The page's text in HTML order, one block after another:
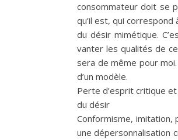
consommateur doit se
qu’il est, qui
du désir mimétique.
vanter les qualités de
sera de même pour
d’un modèle.
Perte d’esprit critique
du désir
Conformisme, imitation,
une dépersonnalisation